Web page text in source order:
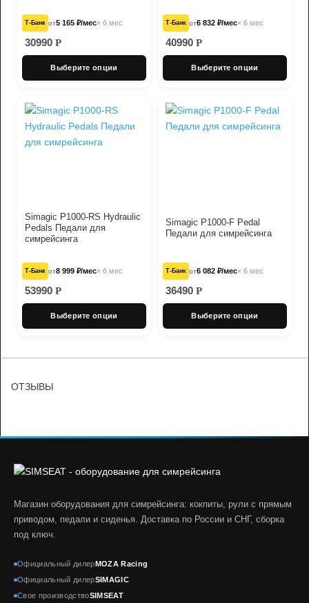
Т‑Банк от5 165 ₽/мес× 6 мес
30990 Р
Выберите опции
Т‑Банк от6 832 ₽/мес× 6 мес
40990 Р
Выберите опции
Simagic P1000-RS Hydraulic
Pedals Педали для
симрейсинга
Т‑Банк от8 999 ₽/мес× 6 мес
53990 Р
Выберите опции
Simagic P1000-F Pedal
Педали для симрейсинга
Т‑Банк от6 082 ₽/мес× 6 мес
36490 Р
Выберите опции
ОТЗЫВЫ
Магазин оборудования для симрейсинга: кокпиты, рули с прямым
приводом, педали и сиденья. Доставка по России и СНГ, сборка
под ключ.
Официальный дилерMOZA Racing
Официальный дилерSIMAGIC
Свое производствоSIMSEAT